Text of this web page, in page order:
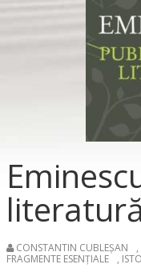
literatură
CONSTANTIN CUBLEȘAN ,
FRAGMENTE ESENȚIALE
,